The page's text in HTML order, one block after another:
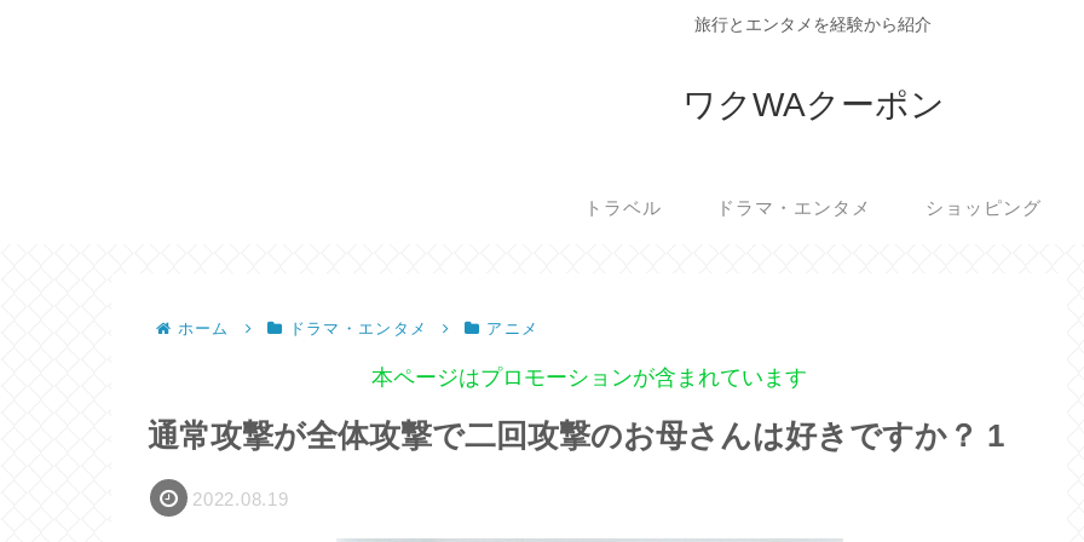
旅行とエンタメを経験から紹介
ワクWAクーポン
トラベル ドラマ・エンタメ ショッピング
ホーム ドラマ・エンタメ アニメ
本ページはプロモーションが含まれています
通常攻撃が全体攻撃で二回攻撃のお母さんは好きですか？ 1
2022.08.19